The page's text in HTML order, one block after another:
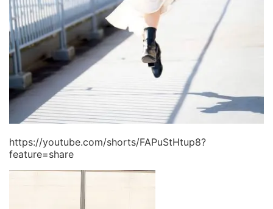
https://youtube.com/shorts/FAPuStHtup8?
feature=share